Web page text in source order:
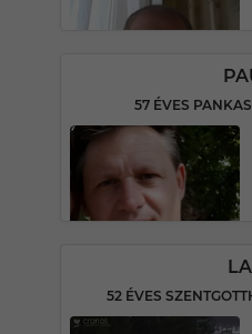
57 ÉVES
52 ÉVES